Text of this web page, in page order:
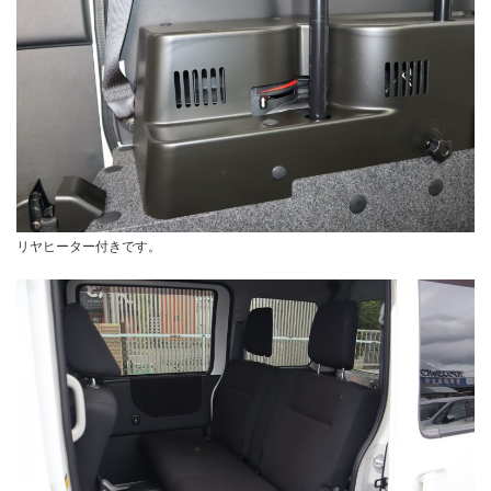
リヤヒーター付きです。